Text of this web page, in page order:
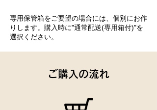
専用保管箱をご要望の場合には、個別にお作
りします。購入時に"通常配送(専用箱付)"を
選択ください。
ご購入の流れ